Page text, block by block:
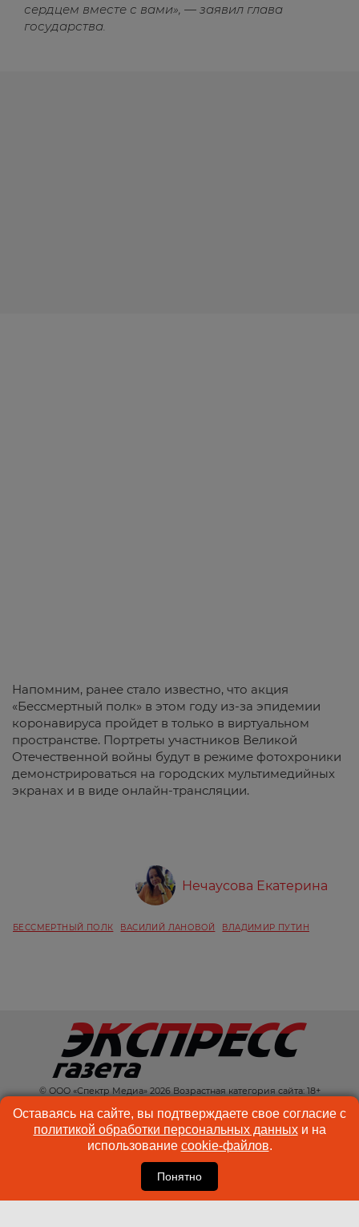
сердцем вместе с вами», — заявил глава
государства.
Напомним, ранее стало известно, что акция
«Бессмертный полк» в этом году из-за эпидемии
коронавируса пройдет в только в виртуальном
пространстве. Портреты участников Великой
Отечественной войны будут в режиме фотохроники
демонстрироваться на городских мультимедийных
экранах и в виде онлайн-трансляции.
Нечаусова Екатерина
БЕССМЕРТНЫЙ ПОЛК ВАСИЛИЙ ЛАНОВОЙ ВЛАДИМИР ПУТИН
© ООО «Спектр Медиа» 2026 Возрастная категория сайта: 18+
КОНТАКТЫ
РЕКЛАМА
КУКИ-ФАЙЛЫ
ПОЛЬЗОВАТЕЛЬСКОЕ
СОГЛАШЕНИЕ
Оставаясь на сайте, вы подтверждаете свое согласие с
политикой обработки персональных данныхи на
использование cookie-файлов.
Понятно